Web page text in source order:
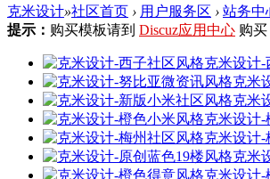
克米设计»社区首页 › 用户服务区 › 站务中
提示： 购买模板请到 Discuz应用中心 购
克米设计-
克米
克米
克米设计-
克米设计-
克米
克米设计-